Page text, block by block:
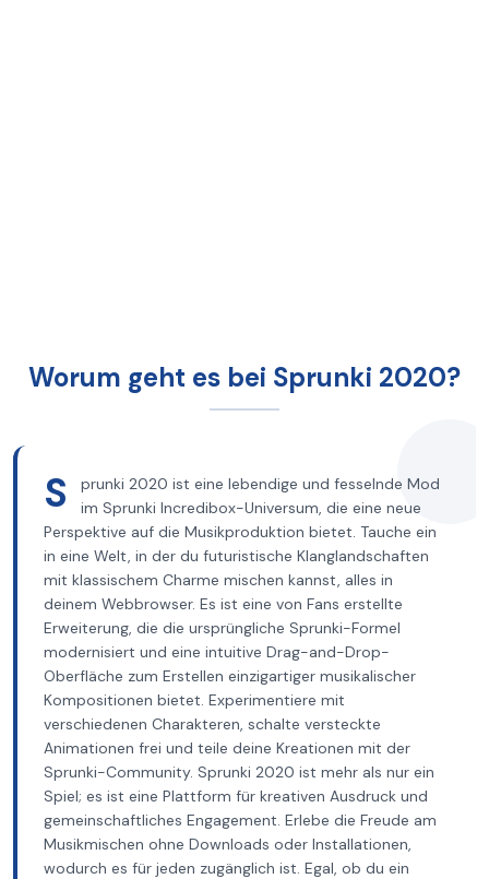
Worum geht es bei Sprunki 2020?
S
prunki 2020 ist eine lebendige und fesselnde Mod
im Sprunki Incredibox-Universum, die eine neue
Perspektive auf die Musikproduktion bietet. Tauche ein
in eine Welt, in der du futuristische Klanglandschaften
mit klassischem Charme mischen kannst, alles in
deinem Webbrowser. Es ist eine von Fans erstellte
Erweiterung, die die ursprüngliche Sprunki-Formel
modernisiert und eine intuitive Drag-and-Drop-
Oberfläche zum Erstellen einzigartiger musikalischer
Kompositionen bietet. Experimentiere mit
verschiedenen Charakteren, schalte versteckte
Animationen frei und teile deine Kreationen mit der
Sprunki-Community. Sprunki 2020 ist mehr als nur ein
Spiel; es ist eine Plattform für kreativen Ausdruck und
gemeinschaftliches Engagement. Erlebe die Freude am
Musikmischen ohne Downloads oder Installationen,
wodurch es für jeden zugänglich ist. Egal, ob du ein